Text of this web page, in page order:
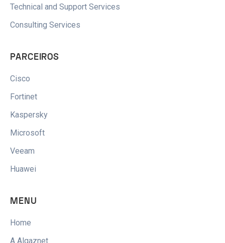
Technical and Support Services
Consulting Services
PARCEIROS
Cisco
Fortinet
Kaspersky
Microsoft
Veeam
Huawei
MENU
Home
A Algaznet